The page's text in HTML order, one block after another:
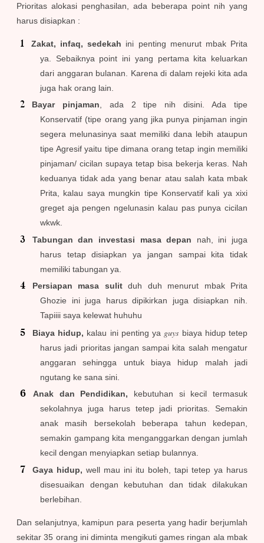
Prioritas alokasi penghasilan, ada beberapa point nih yang
harus disiapkan :
Zakat, infaq, sedekah ini penting menurut mbak Prita
ya. Sebaiknya point ini yang pertama kita keluarkan
dari anggaran bulanan. Karena di dalam rejeki kita ada
juga hak orang lain.
Bayar pinjaman, ada 2 tipe nih disini. Ada tipe
Konservatif (tipe orang yang jika punya pinjaman ingin
segera melunasinya saat memiliki dana lebih ataupun
tipe Agresif yaitu tipe dimana orang tetap ingin memiliki
pinjaman/ cicilan supaya tetap bisa bekerja keras. Nah
keduanya tidak ada yang benar atau salah kata mbak
Prita, kalau saya mungkin tipe Konservatif kali ya xixi
greget aja pengen ngelunasin kalau pas punya cicilan
wkwk.
Tabungan dan investasi masa depan nah, ini juga
harus tetap disiapkan ya jangan sampai kita tidak
memiliki tabungan ya.
Persiapan masa sulitduh duh menurut mbak Prita
Ghozie ini juga harus dipikirkan juga disiapkan nih.
Tapiiii saya kelewat huhuhu
Biaya hidup, kalau ini penting ya guys biaya hidup tetep
harus jadi prioritas jangan sampai kita salah mengatur
anggaran sehingga untuk biaya hidup malah jadi
ngutang ke sana sini.
Anak dan Pendidikan, kebutuhan si kecil termasuk
sekolahnya juga harus tetep jadi prioritas. Semakin
anak masih bersekolah beberapa tahun kedepan,
semakin gampang kita menganggarkan dengan jumlah
kecil dengan menyiapkan setiap bulannya.
Gaya hidup, well mau ini itu boleh, tapi tetep ya harus
disesuaikan dengan kebutuhan dan tidak dilakukan
berlebihan.
Dan selanjutnya, kamipun para peserta yang hadir berjumlah
sekitar 35 orang ini diminta mengikuti games ringan ala mbak